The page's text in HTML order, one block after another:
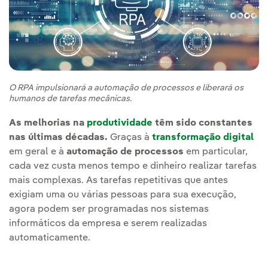
O RPA impulsionará a automação de processos e liberará os
humanos de tarefas mecânicas.
As melhorias na produtividade têm sido constantes
nas últimas décadas. Graças à transformação digital
em geral e à automação de processos em particular,
cada vez custa menos tempo e dinheiro realizar tarefas
mais complexas. As tarefas repetitivas que antes
exigiam uma ou várias pessoas para sua execução,
agora podem ser programadas nos sistemas
informáticos da empresa e serem realizadas
automaticamente.